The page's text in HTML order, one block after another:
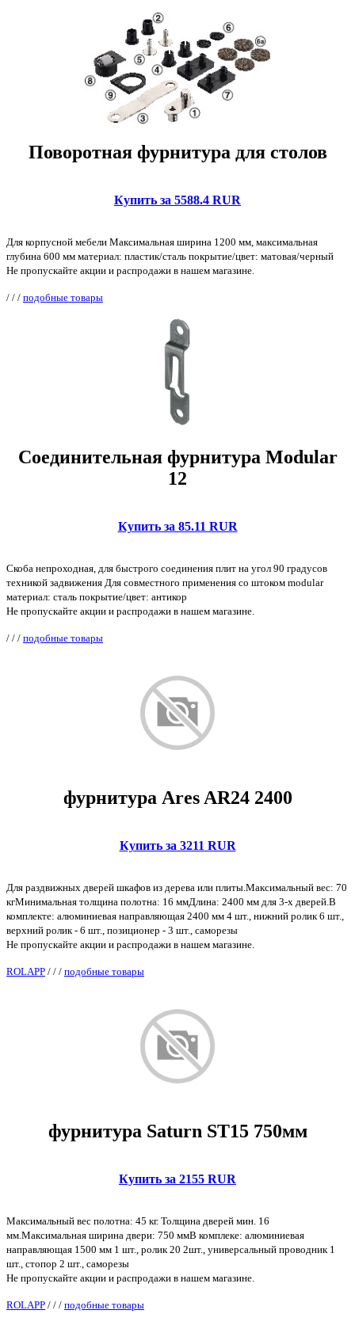
Поворотная фурнитура для столов
Купить за 5588.4 RUR
Для корпусной мебели Максимальная ширина 1200 мм, максимальная
глубина 600 мм материал: пластик/сталь покрытие/цвет: матовая/черный
Не пропускайте акции и распродажи в нашем магазине.
/ / / подобные товары
Соединительная фурнитура Modular
12
Купить за 85.11 RUR
Скоба непроходная, для быстрого соединения плит на угол 90 градусов
техникой задвижения Для совместного применения со штоком modular
материал: сталь покрытие/цвет: антикор
Не пропускайте акции и распродажи в нашем магазине.
/ / / подобные товары
фурнитура Ares AR24 2400
Купить за 3211 RUR
Для раздвижных дверей шкафов из дерева или плиты.Максимальный вес: 70
кгМинимальная толщина полотна: 16 ммДлина: 2400 мм для 3-х дверей.В
комплекте: алюминиевая направляющая 2400 мм 4 шт., нижний ролик 6 шт.,
верхний ролик - 6 шт., позиционер - 3 шт., саморезы
Не пропускайте акции и распродажи в нашем магазине.
ROLAPP / / / подобные товары
фурнитура Saturn ST15 750мм
Купить за 2155 RUR
Максимальный вес полотна: 45 кг. Толщина дверей мин. 16
мм.Максимальная ширина двери: 750 ммВ комплеке: алюминиевая
направляющая 1500 мм 1 шт., ролик 20 2шт., универсальный проводник 1
шт., стопор 2 шт., саморезы
Не пропускайте акции и распродажи в нашем магазине.
ROLAPP / / / подобные товары